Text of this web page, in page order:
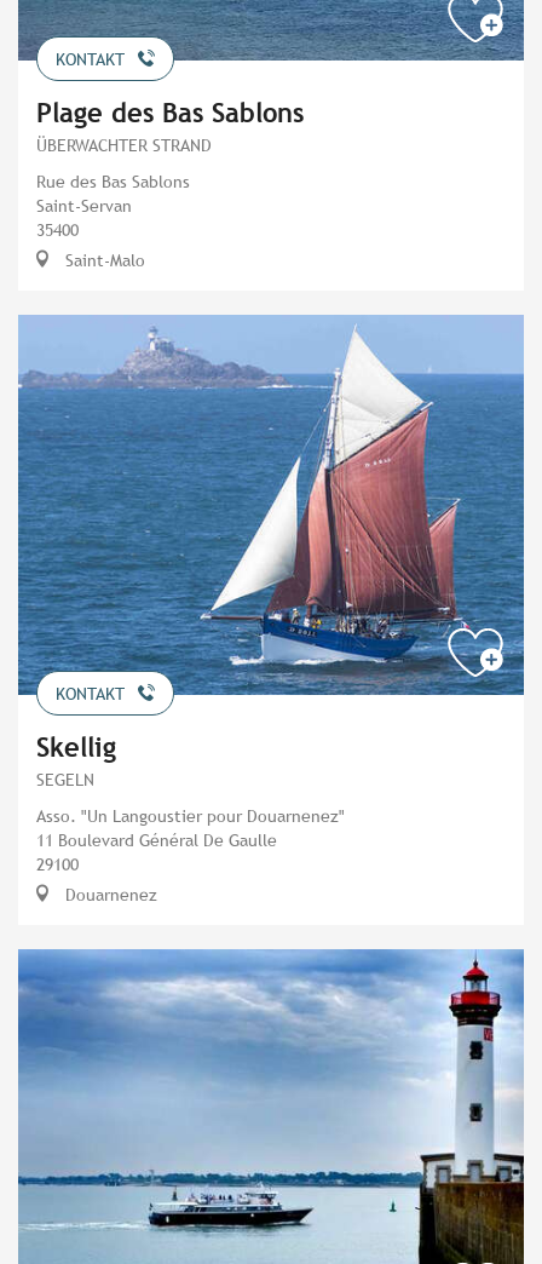
KONTAKT
Plage des Bas Sablons
ÜBERWACHTER STRAND
Rue des Bas Sablons
Saint-Servan
35400
Saint-Malo
KONTAKT
Skellig
SEGELN
Asso. "Un Langoustier pour Douarnenez"
11 Boulevard Général De Gaulle
29100
Douarnenez